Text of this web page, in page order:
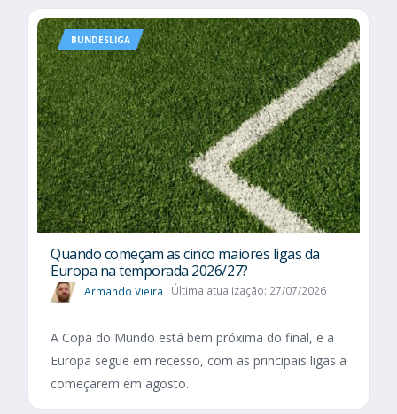
BUNDESLIGA
Quando começam as cinco maiores ligas da
Europa na temporada 2026/27?
Armando Vieira Última atualização: 27/07/2026
A Copa do Mundo está bem próxima do final, e a
Europa segue em recesso, com as principais ligas a
começarem em agosto.